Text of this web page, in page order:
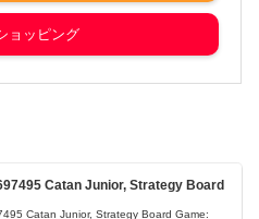
ョッピング
Catan Junior, Strategy Board
Catan Junior, Strategy Board Game: